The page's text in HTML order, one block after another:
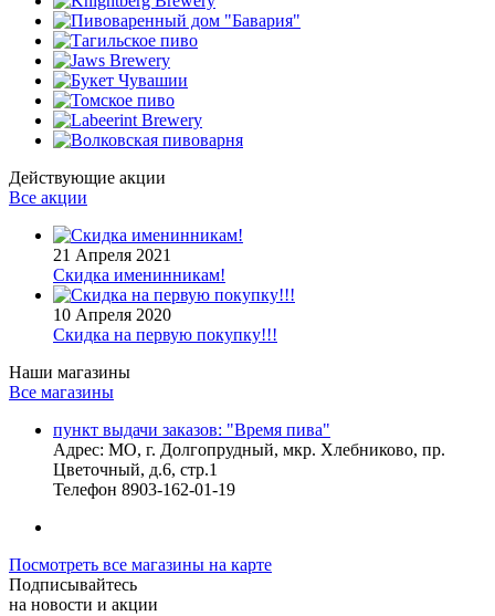
Действующие акции
Все акции
21 Апреля 2021
Скидка именинникам!
10 Апреля 2020
Скидка на первую покупку!!!
Наши магазины
Все магазины
пункт выдачи заказов: "Время пива"
Адрес: МО, г. Долгопрудный, мкр. Хлебниково, пр.
Цветочный, д.6, стр.1
Телефон 8903-162-01-19
Посмотреть все магазины на карте
Подписывайтесь
на новости и акции